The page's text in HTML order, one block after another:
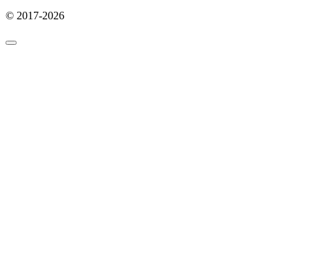
© 2017-2026